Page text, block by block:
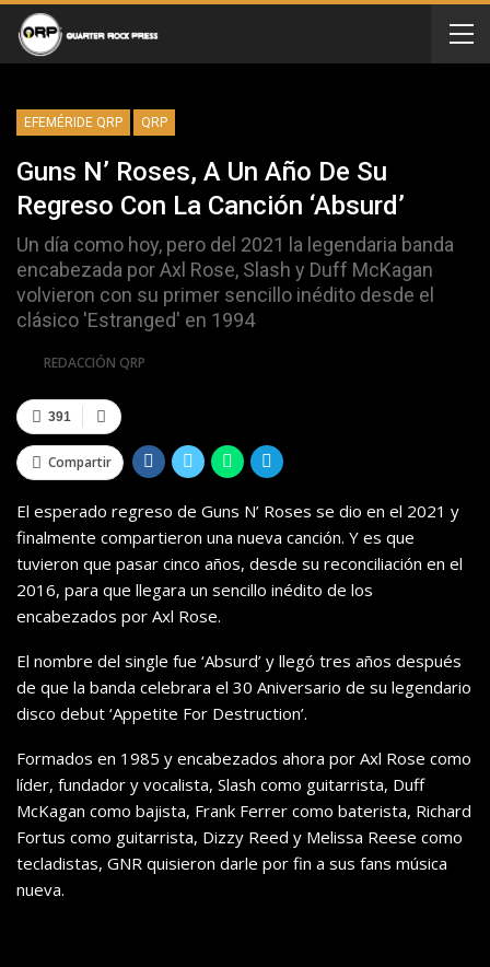
EFEMÉRIDE QRP QRP
Guns N’ Roses, A Un Año De Su
Regreso Con La Canción ‘Absurd’
Un día como hoy, pero del 2021 la legendaria banda
encabezada por Axl Rose, Slash y Duff McKagan
volvieron con su primer sencillo inédito desde el
clásico 'Estranged' en 1994
REDACCIÓN QRP
391
Compartir
El esperado regreso de Guns N’ Roses se dio en el 2021 y
finalmente compartieron una nueva canción. Y es que
tuvieron que pasar cinco años, desde su reconciliación en el
2016, para que llegara un sencillo inédito de los
encabezados por Axl Rose.
El nombre del single fue ‘Absurd’ y llegó tres años después
de que la banda celebrara el 30 Aniversario de su legendario
disco debut ‘Appetite For Destruction’.
Formados en 1985 y encabezados ahora por Axl Rose como
líder, fundador y vocalista, Slash como guitarrista, Duff
McKagan como bajista, Frank Ferrer como baterista, Richard
Fortus como guitarrista, Dizzy Reed y Melissa Reese como
tecladistas, GNR quisieron darle por fin a sus fans música
nueva.